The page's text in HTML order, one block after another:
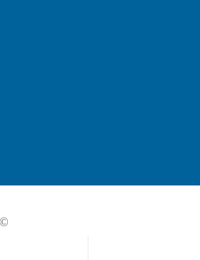
© Tabuk Pharmaceuticals 2026. All rights reserved.